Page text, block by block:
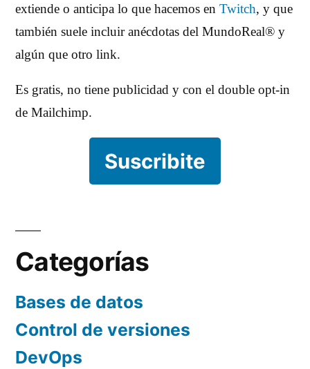
extiende o anticipa lo que hacemos en Twitch, y que
también suele incluir anécdotas del MundoReal® y
algún que otro link.
Es gratis, no tiene publicidad y con el double opt-in
de Mailchimp.
Suscribite
Categorías
Bases de datos
Control de versiones
DevOps